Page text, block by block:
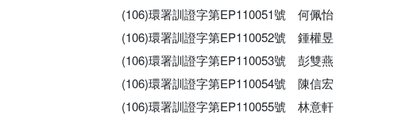
(106)環署訓證字第EP110051號 何佩怡
(106)環署訓證字第EP110052號 鍾權昱
(106)環署訓證字第EP110053號 彭雙燕
(106)環署訓證字第EP110054號 陳信宏
(106)環署訓證字第EP110055號 林意軒